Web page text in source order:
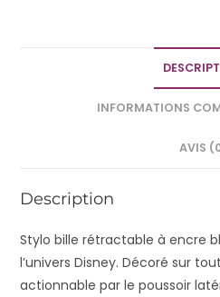
INFORMATIONS
AVIS
Description
Stylo bille rétractable à encre
l’univers Disney. Décoré sur
actionnable par le poussoir